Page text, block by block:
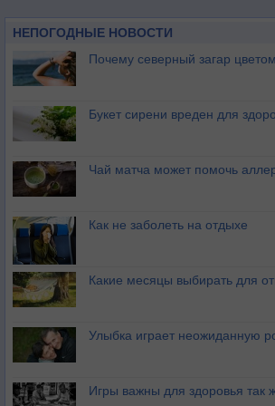
НЕПОГОДНЫЕ НОВОСТИ
Почему северный загар
Букет сирени вреден для
Чай матча может помочь
Как не заболеть на отдыхе
Какие месяцы выбирать для
Улыбка играет неожиданную
Игры важны для здоровья так